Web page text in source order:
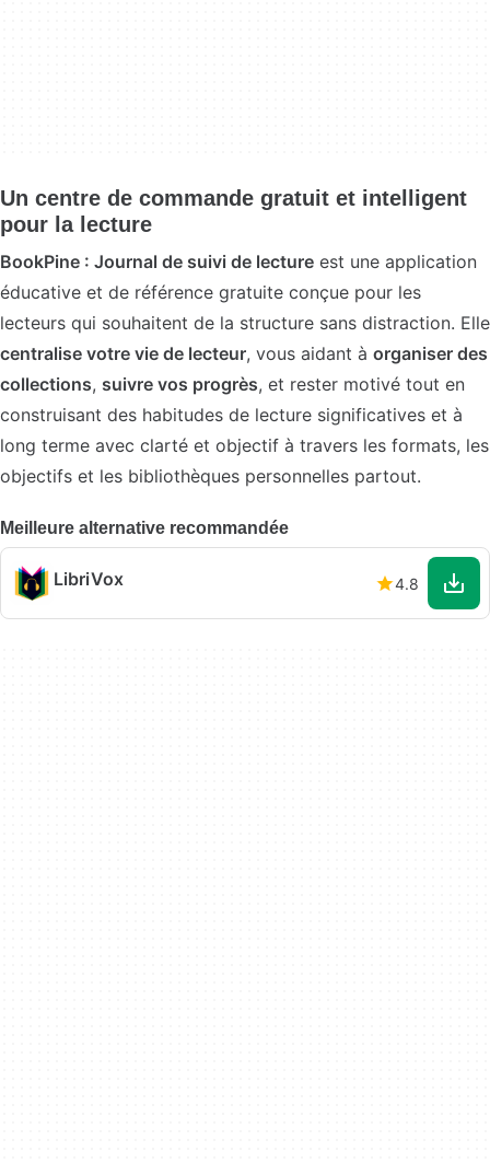
Un centre de commande gratuit et intelligent
pour la lecture
BookPine : Journal de suivi de lecture est une application
éducative et de référence gratuite conçue pour les
lecteurs qui souhaitent de la structure sans distraction. Elle
centralise votre vie de lecteur, vous aidant à organiser des
collections, suivre vos progrès, et rester motivé tout en
construisant des habitudes de lecture significatives et à
long terme avec clarté et objectif à travers les formats, les
objectifs et les bibliothèques personnelles partout.
Meilleure alternative recommandée
LibriVox 4.8